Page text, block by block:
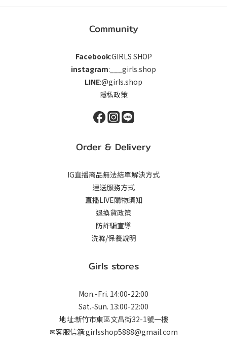
Community
Facebook:GIRLS SHOP
instagram:___girls.shop
LINE:@girls.shop
隱私政策
Order & Delivery
IG直播商品無法結單解決方式
運送服務方式
直播LIVE購物須知
退換貨政策
防詐騙宣導
洗滌/保養說明
Girls stores
Mon.-Fri. 14:00-22:00
Sat.-Sun. 13:00-22:00
地址:新竹市東區文昌街32-1號一樓
✉客服信箱:girlsshop5888@gmail.com